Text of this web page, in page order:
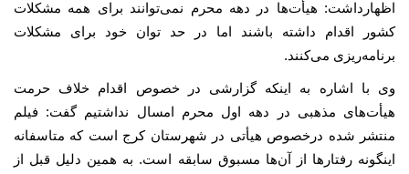
اظهارداشت: هیأت‌ها در دهه محرم نمی‌توانند برای همه مشکلات
کشور اقدام داشته باشند اما در حد توان خود برای مشکلات
برنامه‌ریزی می‌کنند.
وی با اشاره به اینکه گزارشی در خصوص اقدام خلاف حرمت
هیأت‌های مذهبی در دهه اول محرم امسال نداشتیم گفت: فیلم
منتشر شده درخصوص هیأتی در شهرستان کرج است که متاسفانه
اینگونه رفتارها از آن‌ها مسبوق سابقه است. به همین دلیل قبل از